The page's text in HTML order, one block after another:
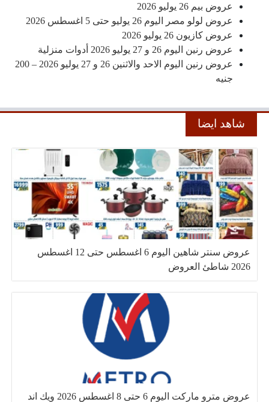
عروض بيم 26 يوليو 2026
عروض لولو مصر اليوم 26 يوليو حتى 5 اغسطس 2026
عروض كازيون 26 يوليو 2026
عروض رنين اليوم 26 و 27 يوليو 2026 أدوات منزلية
عروض رنين اليوم الاحد والاثنين 26 و 27 يوليو 2026 – 200
جنيه
شاهد ايضا
عروض سنتر شاهين اليوم 6 اغسطس حتى 12 اغسطس
2026 شاطئ العروض
عروض مترو ماركت اليوم 6 حتى 8 اغسطس 2026 ويك اند